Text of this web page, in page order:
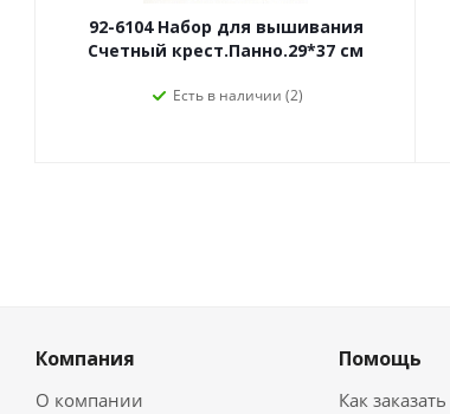
92-6104 Набор для вышивания
Счетный крест.Панно.29*37 см
Есть в наличии (2)
Компания
О компании
Помощь
Как заказать